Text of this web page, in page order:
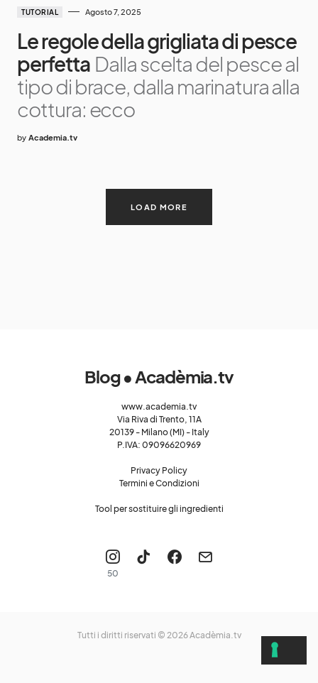
TUTORIAL Agosto 7, 2025
Le regole della grigliata di pesce
perfetta Dalla scelta del pesce al
tipo di brace, dalla marinatura alla
cottura: ecco
by Academia.tv
LOAD MORE
Blog • Acadèmia.tv
www.academia.tv
Via Riva di Trento, 11A
20139 - Milano (MI) - Italy
P.IVA: 09096620969
Privacy Policy
Termini e Condizioni
Tool per sostituire gli ingredienti
50
Tutti i diritti riservati © 2026Acadèmia.tv